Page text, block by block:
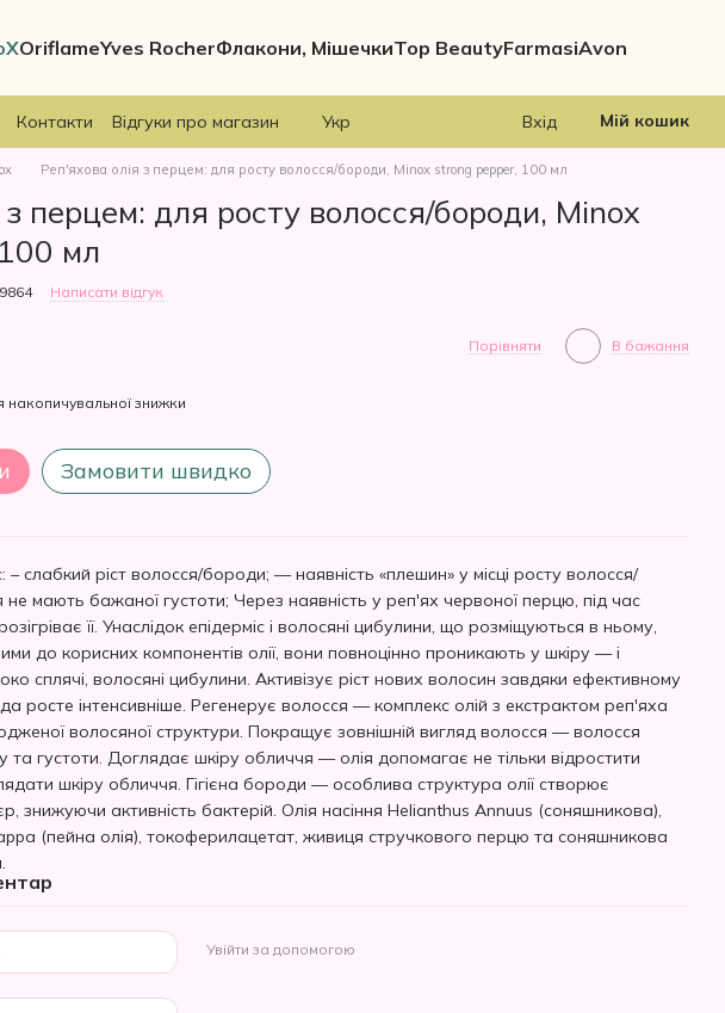
OriflameYves RocherФлакони, МішечкиTop BeautyFarmasiAvon
Контакти Відгуки про магазин Укр Вхід Мій кошик
Реп'яхова олія з перцем: для росту волосся/бороди, Minox strong pepper, 100 мл
з перцем: для росту волосся/бороди, Minox
мл
Написати відгук
Порівняти В бажання
знижки
Замовити швидко
слабкий ріст волосся/бороди; — наявність «плешин» у місці росту волосся/
мають бажаної густоти; Через наявність у реп'ях червоної перцю, під час
її. Унаслідок епідерміс і волосяні цибулини, що розміщуються в ньому,
до корисних компонентів олії, вони повноцінно проникають у шкіру — і
сплячі, волосяні цибулини. Активізує ріст нових волосин завдяки ефективному
росте інтенсивніше. Регенерує волосся — комплекс олій з екстрактом реп'яха
волосяної структури. Покращує зовнішній вигляд волосся — волосся
густоти. Доглядає шкіру обличчя — олія допомагає не тільки відростити
шкіру обличчя. Гігієна бороди — особлива структура олії створює
знижуючи активність бактерій. Олія насіння Helianthus Annuus (соняшникова),
(пейна олія), токоферилацетат, живиця стручкового перцю та соняшникова
Увійти за допомогою